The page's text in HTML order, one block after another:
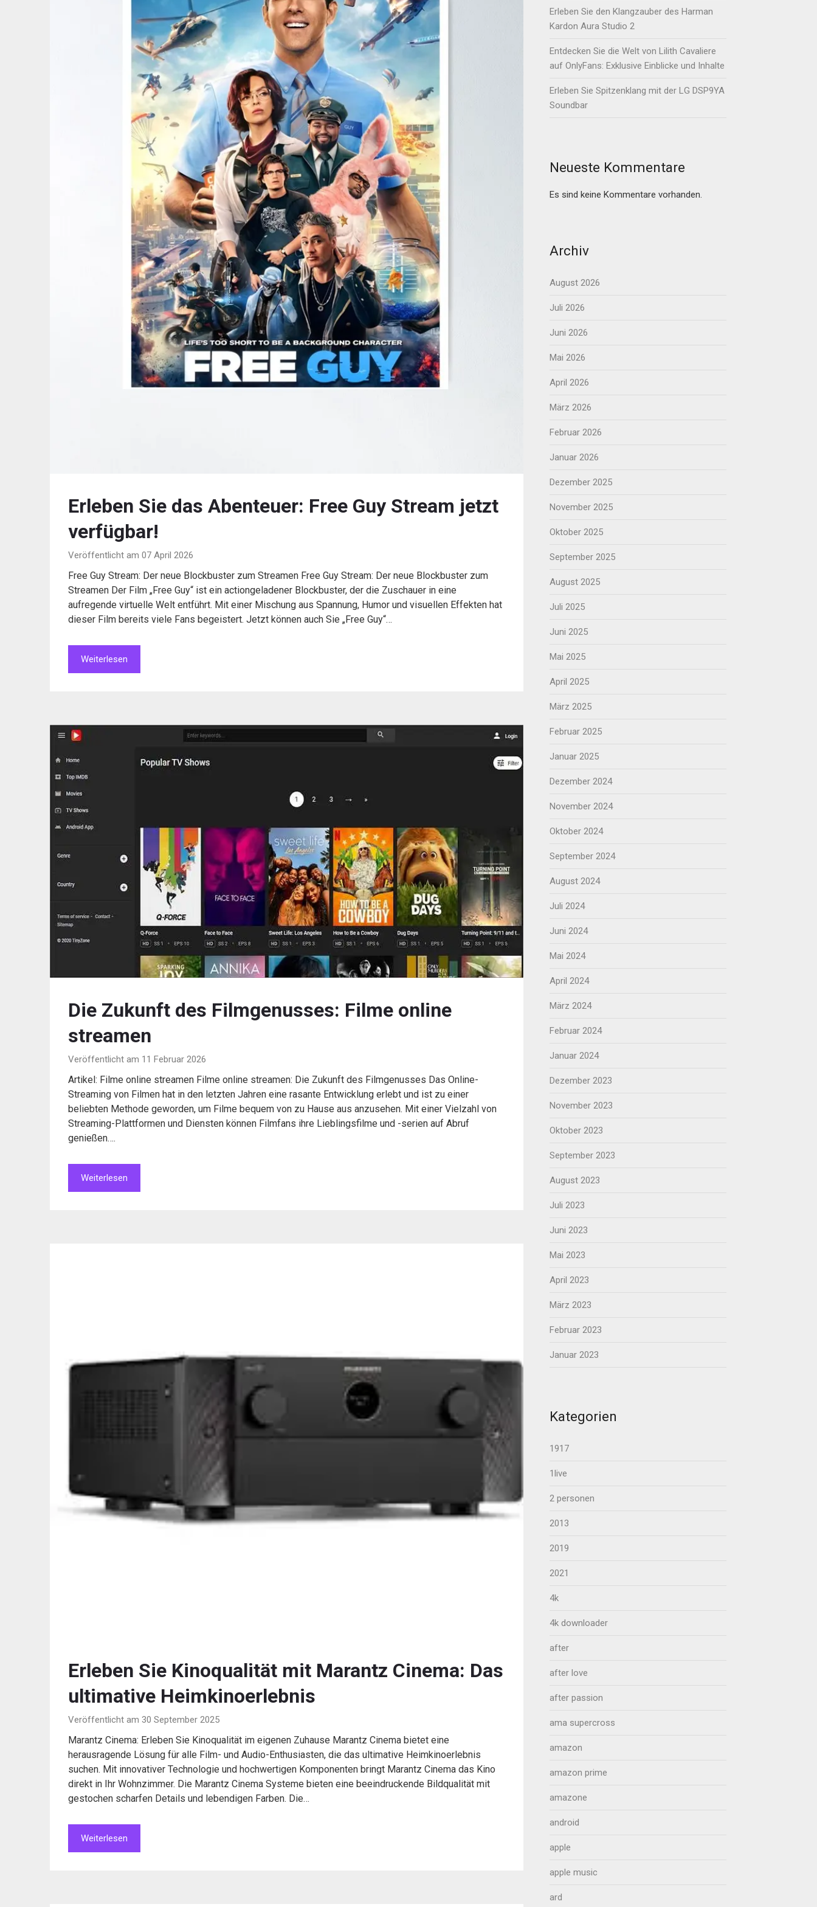
Erleben Sie das Abenteuer: Free Guy Stream jetzt
verfügbar!
Veröffentlicht am 07 April 2026
Free Guy Stream: Der neue Blockbuster zum Streamen Free Guy Stream: Der neue Blockbuster zum
Streamen Der Film „Free Guy“ ist ein actiongeladener Blockbuster, der die Zuschauer in eine
aufregende virtuelle Welt entführt. Mit einer Mischung aus Spannung, Humor und visuellen Effekten hat
dieser Film bereits viele Fans begeistert. Jetzt können auch Sie „Free Guy“…
Weiterlesen
Die Zukunft des Filmgenusses: Filme online
streamen
Veröffentlicht am 11 Februar 2026
Artikel: Filme online streamen Filme online streamen: Die Zukunft des Filmgenusses Das Online-
Streaming von Filmen hat in den letzten Jahren eine rasante Entwicklung erlebt und ist zu einer
beliebten Methode geworden, um Filme bequem von zu Hause aus anzusehen. Mit einer Vielzahl von
Streaming-Plattformen und Diensten können Filmfans ihre Lieblingsfilme und -serien auf Abruf
genießen….
Weiterlesen
Erleben Sie Kinoqualität mit Marantz Cinema: Das
ultimative Heimkinoerlebnis
Veröffentlicht am 30 September 2025
Marantz Cinema: Erleben Sie Kinoqualität im eigenen Zuhause Marantz Cinema bietet eine
herausragende Lösung für alle Film- und Audio-Enthusiasten, die das ultimative Heimkinoerlebnis
suchen. Mit innovativer Technologie und hochwertigen Komponenten bringt Marantz Cinema das Kino
direkt in Ihr Wohnzimmer. Die Marantz Cinema Systeme bieten eine beeindruckende Bildqualität mit
gestochen scharfen Details und lebendigen Farben. Die…
Weiterlesen
Erleben Sie den Klangzauber des Harman
Kardon Aura Studio 2
Entdecken Sie die Welt von Lilith Cavaliere
auf OnlyFans: Exklusive Einblicke und Inhalte
Erleben Sie Spitzenklang mit der LG DSP9YA
Soundbar
Neueste Kommentare
Es sind keine Kommentare vorhanden.
Archiv
August 2026
Juli 2026
Juni 2026
Mai 2026
April 2026
März 2026
Februar 2026
Januar 2026
Dezember 2025
November 2025
Oktober 2025
September 2025
August 2025
Juli 2025
Juni 2025
Mai 2025
April 2025
März 2025
Februar 2025
Januar 2025
Dezember 2024
November 2024
Oktober 2024
September 2024
August 2024
Juli 2024
Juni 2024
Mai 2024
April 2024
März 2024
Februar 2024
Januar 2024
Dezember 2023
November 2023
Oktober 2023
September 2023
August 2023
Juli 2023
Juni 2023
Mai 2023
April 2023
März 2023
Februar 2023
Januar 2023
Kategorien
1917
1live
2 personen
2013
2019
2021
4k
4k downloader
after
after love
after passion
ama supercross
amazon
amazon prime
amazone
android
apple
apple music
ard